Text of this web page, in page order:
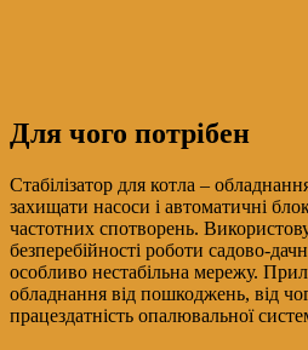
Для чого потрібен
Стабілізатор для котла –
захищати насоси і автоматичні
частотних спотворень.
безперебійності роботи садово-
особливо нестабільна мережу.
обладнання від пошкоджень, від
працездатність опалювальної